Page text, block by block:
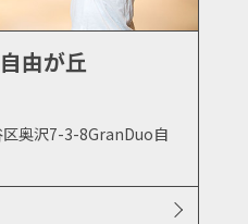
由が丘
奥沢7-3-8GranDuo自